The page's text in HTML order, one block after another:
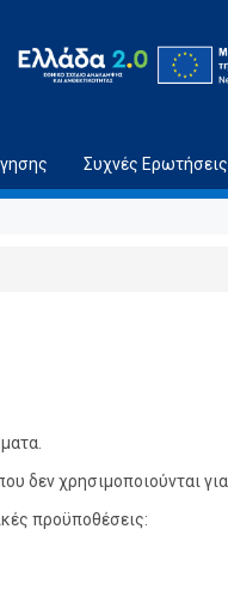
Συχνές
δεν χρησιμοποιούνται
προϋποθέσεις: